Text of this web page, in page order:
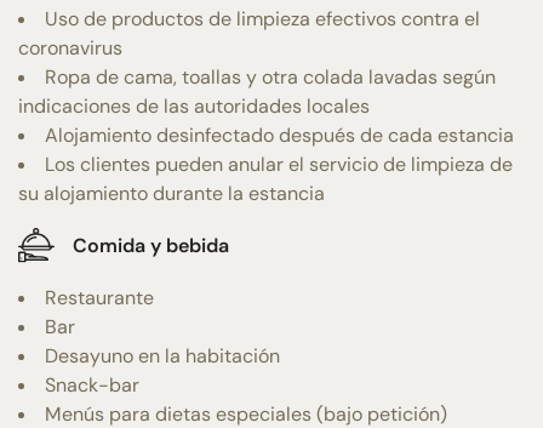
Uso de productos de limpieza efectivos contra el
coronavirus
Ropa de cama, toallas y otra colada lavadas según
indicaciones de las autoridades locales
Alojamiento desinfectado después de cada estancia
Los clientes pueden anular el servicio de limpieza de
su alojamiento durante la estancia
Comida y bebida
Restaurante
Bar
Desayuno en la habitación
Snack-bar
Menús para dietas especiales (bajo petición)